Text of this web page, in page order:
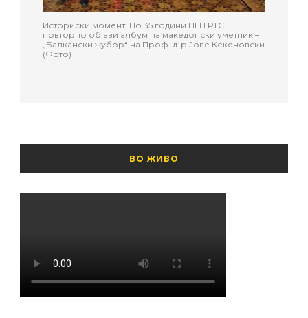
Историски момент: По 35 години ПГП РТС
повторно објави албум на македонски уметник –
„Балкански жубор“ на Проф. д-р Јове Кекеновски
(Фото)
ВО ЖИВО